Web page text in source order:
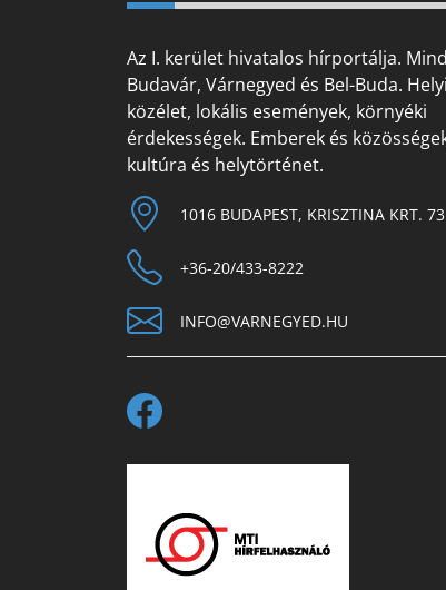
Az I. kerület hivatalos hírportálja.
Budavár, Várnegyed és Bel-Buda. Helyi
közélet, lokális események, környéki
érdekességek. Emberek és
kultúra és helytörténet.
1016 BUDAPEST, KRISZTINA KRT.
+36-20/433-8222
INFO@VARNEGYED.HU